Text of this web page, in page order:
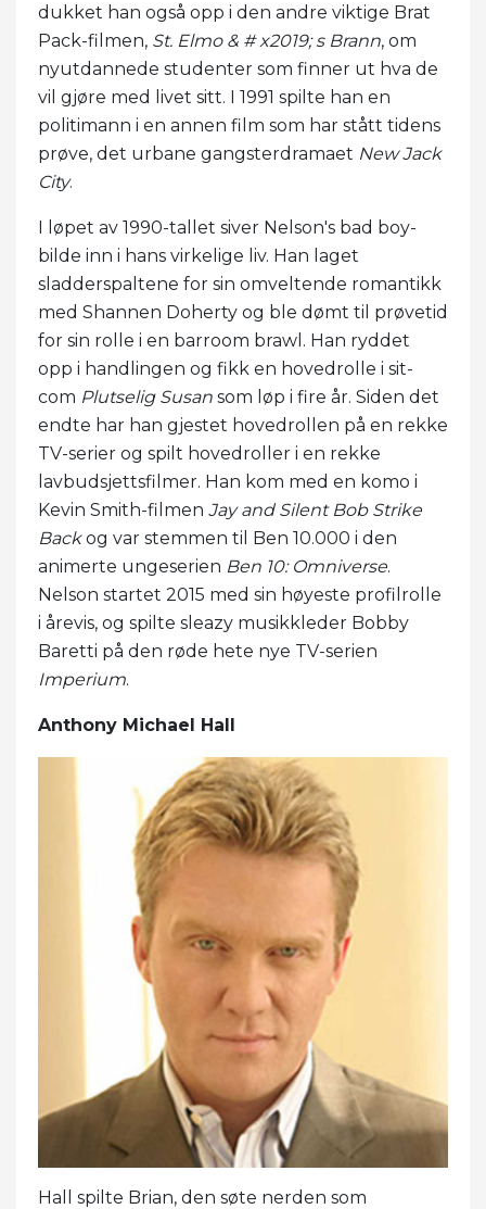
dukket han også opp i den andre viktige Brat
Pack-filmen, St. Elmo & # x2019; s Brann, om
nyutdannede studenter som finner ut hva de
vil gjøre med livet sitt. I 1991 spilte han en
politimann i en annen film som har stått tidens
prøve, det urbane gangsterdramaet New Jack
City.
I løpet av 1990-tallet siver Nelson's bad boy-
bilde inn i hans virkelige liv. Han laget
sladderspaltene for sin omveltende romantikk
med Shannen Doherty og ble dømt til prøvetid
for sin rolle i en barroom brawl. Han ryddet
opp i handlingen og fikk en hovedrolle i sit-
com Plutselig Susan som løp i fire år. Siden det
endte har han gjestet hovedrollen på en rekke
TV-serier og spilt hovedroller i en rekke
lavbudsjettsfilmer. Han kom med en komo i
Kevin Smith-filmen Jay and Silent Bob Strike
Backog var stemmen til Ben 10.000 i den
animerte ungeserien Ben 10: Omniverse.
Nelson startet 2015 med sin høyeste profilrolle
i årevis, og spilte sleazy musikkleder Bobby
Baretti på den røde hete nye TV-serien
Imperium.
Anthony Michael Hall
Hall spilte Brian, den søte nerden som